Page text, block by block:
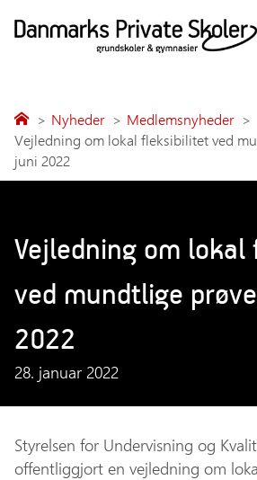
Nyheder
Medlemsnyheder
Vejledning om lokal fleksibilitet ved
juni 2022
Vejledning om
ved mundtlige
2022
28. januar 2022
Styrelsen for Undervisning og
offentliggjort en vejledning om